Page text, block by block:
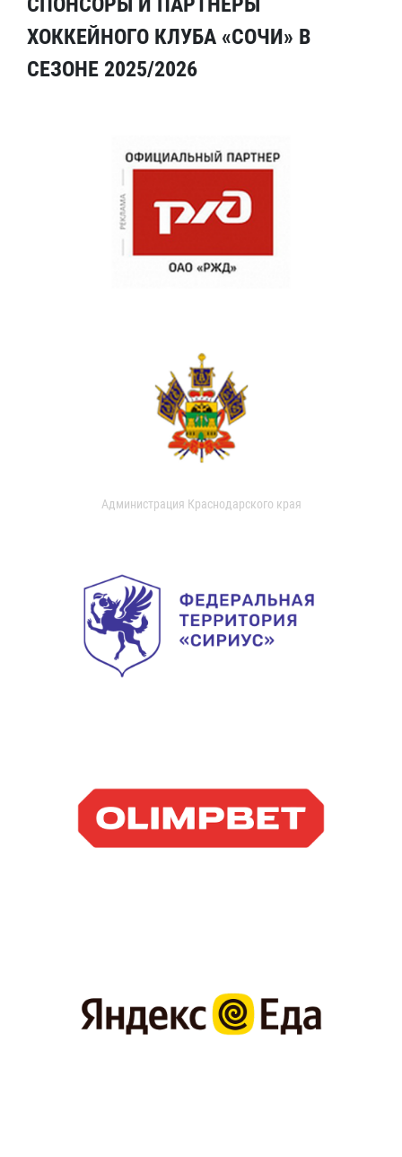
ХОККЕЙНОГО КЛУБА «СОЧИ» В
СЕЗОНЕ 2025/2026
Администрация Краснодарского края